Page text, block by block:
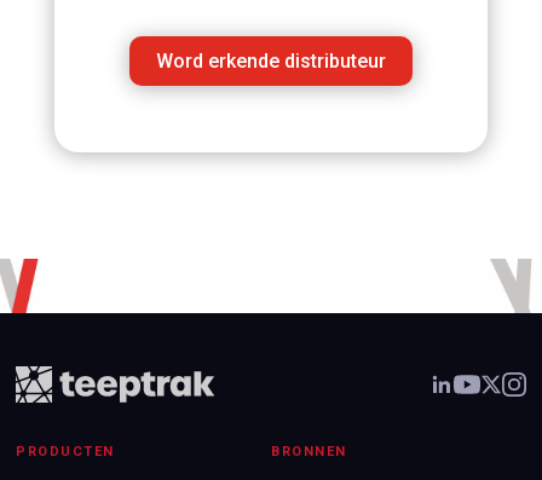
Word erkende distributeur
PRODUCTEN BRONNEN